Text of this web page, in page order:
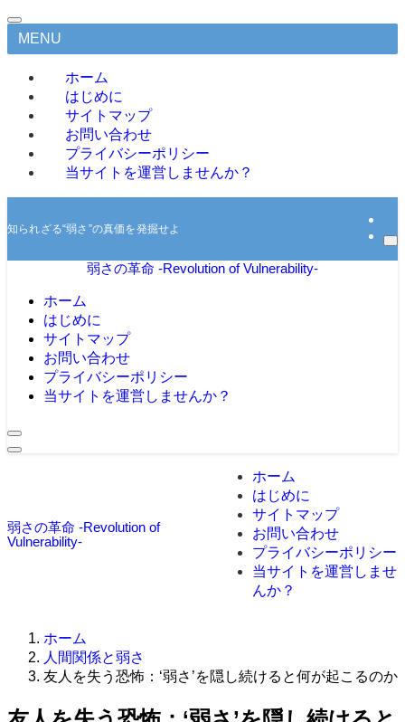
MENU
ホーム
はじめに
サイトマップ
お問い合わせ
プライバシーポリシー
当サイトを運営しませんか？
知られざる“弱さ”の真価を発掘せよ
弱さの革命 -Revolution of Vulnerability-
ホーム
はじめに
サイトマップ
お問い合わせ
プライバシーポリシー
当サイトを運営しませんか？
弱さの革命 -Revolution of
Vulnerability-
ホーム
はじめに
サイトマップ
お問い合わせ
プライバシーポリシー
当サイトを運営しませ
んか？
ホーム
人間関係と弱さ
友人を失う恐怖：‘弱さ’を隠し続けると何が起こるのか